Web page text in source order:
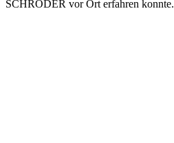
SCHRÖDER vor Ort erfahren konnte.